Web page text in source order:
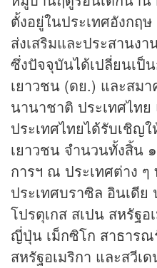
ตั้งอยู่ในประเทศอังกฤ
ส่งเสริมและประสานง
ซึ่งปัจจุบันได้เปลี่ยนเป็
เยาวชน (ดย.) และสม
นานาชาติ ประเทศไท
ประเทศไทยได้รับเชิญ
เยาวชน จำนวนทั้งสิ้น
การฯ ณ ประเทศต่าง
ประเทศบราซิล อินเดีย
โปรตุเกส สเปน สหรัฐ
ญี่ปุ่น เม็กซิโก สาธาร
สหรัฐอเมริกา และสวีเ